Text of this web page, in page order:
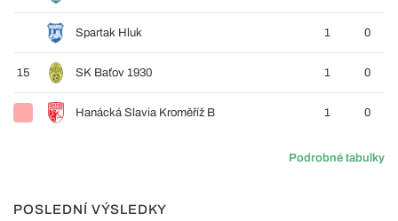
Spartak Hluk 1 0
15 SK Baťov 1930 1 0
Hanácká Slavia Kroměříž B 1 0
Podrobné tabulky
POSLEDNÍ VÝSLEDKY